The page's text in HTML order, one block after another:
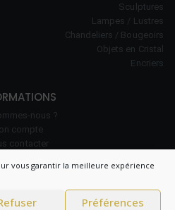
vous garantir la meilleure expérience
Préférences
Sculptures
Lampes / Lustres
Chandeliers / Bougeoirs
Objets en Cristal
Encriers
nous ?
compte
contacter
de cookies (UE)